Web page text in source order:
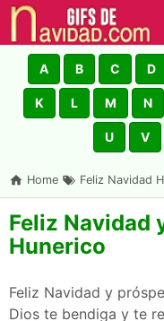
A B C D
K L M N
U V
Home Feliz Navidad
Feliz Navidad
Hunerico
Feliz Navidad y
Dios te bendiga y te